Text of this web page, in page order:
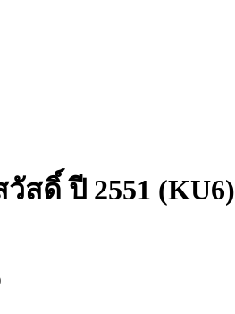
ดิ์ ปี 2551 (KU6)